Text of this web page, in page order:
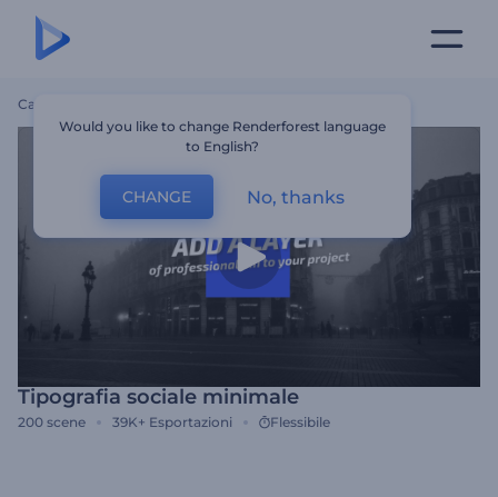
Casa
Tipografia sociale minimale
200 scene 39K+ Esportazioni Flessibile
Would you like to change Renderforest language
to English?
CHANGE No, thanks